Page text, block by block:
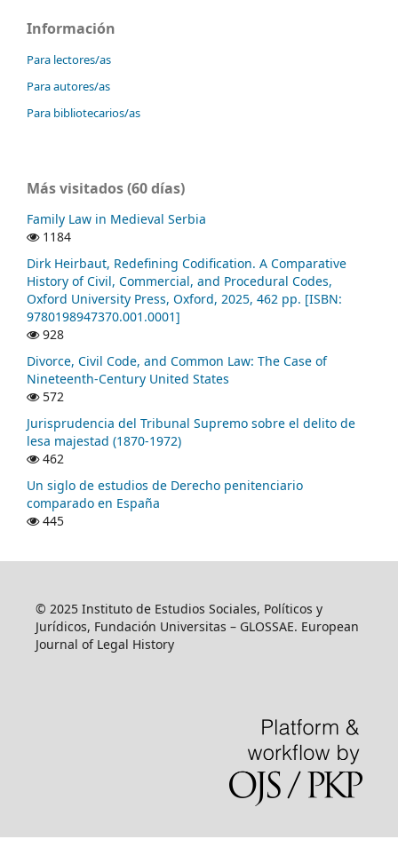
Información
Para lectores/as
Para autores/as
Para bibliotecarios/as
Más visitados (60 días)
Family Law in Medieval Serbia
1184
Dirk Heirbaut, Redefining Codification. A Comparative
History of Civil, Commercial, and Procedural Codes,
Oxford University Press, Oxford, 2025, 462 pp. [ISBN:
9780198947370.001.0001]
928
Divorce, Civil Code, and Common Law: The Case of
Nineteenth-Century United States
572
Jurisprudencia del Tribunal Supremo sobre el delito de
lesa majestad (1870-1972)
462
Un siglo de estudios de Derecho penitenciario
comparado en España
445
© 2025 Instituto de Estudios Sociales, Políticos y
Jurídicos, Fundación Universitas – GLOSSAE. European
Journal of Legal History